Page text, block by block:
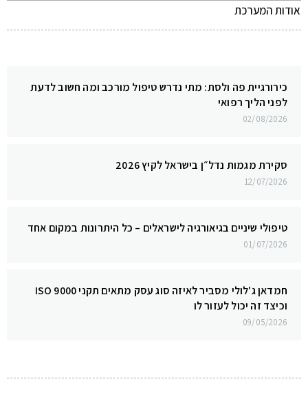
אודות המערכת
כירורגיית פה ולסת: מתי נדרש טיפול מורכב ומה חשוב לדעת
לפני הליך רפואי
02/08/2026
סקירת מגמות נדל״ן בישראל לקיץ 2026
12/07/2026
טיפולי שיניים בגיאורגיה לישראלים – כל היתרונות במקום אחד
01/07/2026
חמדאן ג'לולי מסביר לאיזה סוג עסק מתאים תקני ISO 9000
וכיצד זה יכול לעזור לו
09/05/2026